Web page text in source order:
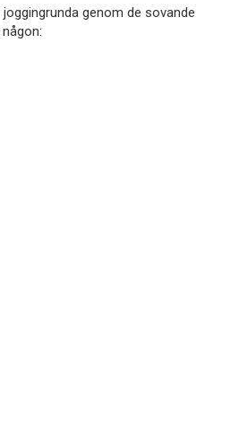
genom de sovande